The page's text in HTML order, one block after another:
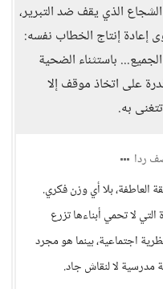
الذي يقف ضد التبرير،
إعادة إنتاج الخطاب نفسه:
الجميع... باستثناء الضحية
على اتخاذ موقف إلا
به.
ردا
العاطفة، بلا أي وزن فكري.
لا تحمي أبناءها تزرع
اجتماعية، بينما هو مجرد
مدرسية لا لنقاش جاد.